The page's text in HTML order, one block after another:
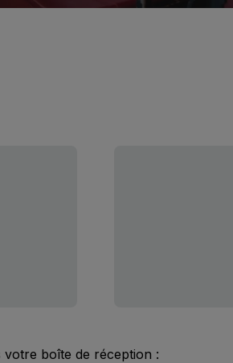
votre boîte de réception :